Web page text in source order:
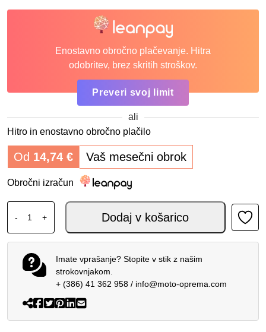
Enostavno obročno plačevanje. Hitra
odobritev, brez skritih stroškov.
Preveri svoj limit
ali
Hitro in enostavno obročno plačilo
Od 14,74 € Vaš mesečni obrok
Obročni izračun
-
ALU RAMPA - RAVNA količina
+ Dodaj v košarico
Imate vprašanje? Stopite v stik z našim
strokovnjakom.
+ (386) 41 362 958/ info@moto-oprema.com